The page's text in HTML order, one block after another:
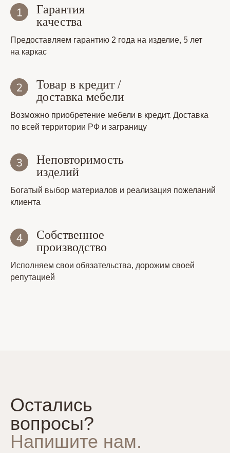
Гарантия
качества
Предоставляем гарантию 2 года на изделие, 5 лет
на каркас
Товар в кредит /
доставка мебели
Возможно приобретение мебели в кредит. Доставка
по всей территории РФ и заграницу
Неповторимость
изделий
Богатый выбор материалов и реализация пожеланий
клиента
Собственное
производство
Исполняем свои обязательства, дорожим своей
репутацией
Остались
вопросы?
Напишите нам.